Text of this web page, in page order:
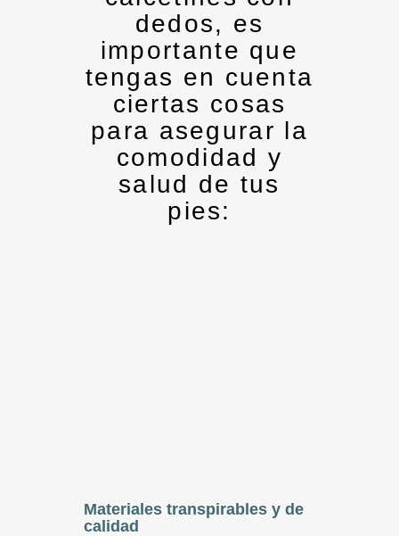
dedos, es
importante que
tengas en cuenta
ciertas cosas
para asegurar la
comodidad y
salud de tus
pies:
Materiales transpirables y de
calidad